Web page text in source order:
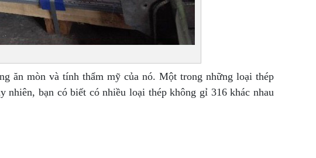
ăn mòn và tính thẩm mỹ của nó. Một trong những loại thép
bạn có biết có nhiều loại thép không gỉ 316 khác nhau